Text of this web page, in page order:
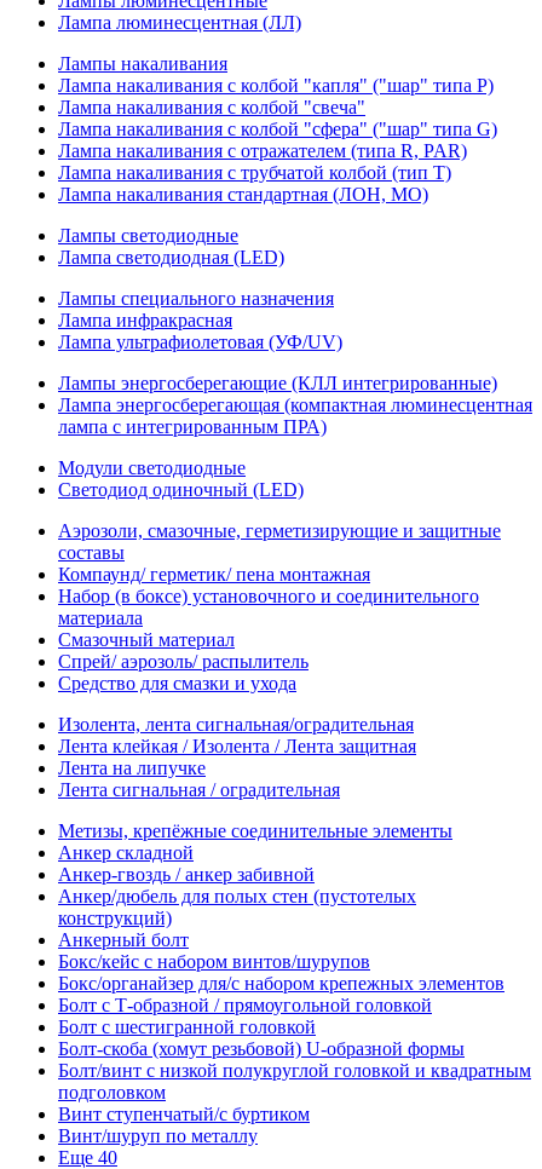
Лампа люминесцентная (ЛЛ)
Лампы накаливания
Лампа накаливания с колбой "капля" ("шар" типа P)
Лампа накаливания с колбой "свеча"
Лампа накаливания с колбой "сфера" ("шар" типа G)
Лампа накаливания с отражателем (типа R, PAR)
Лампа накаливания с трубчатой колбой (тип T)
Лампа накаливания стандартная (ЛОН, МО)
Лампы светодиодные
Лампа светодиодная (LED)
Лампы специального назначения
Лампа инфракрасная
Лампа ультрафиолетовая (УФ/UV)
Лампы энергосберегающие (КЛЛ интегрированные)
Лампа энергосберегающая (компактная люминесцентная
лампа с интегрированным ПРА)
Модули светодиодные
Светодиод одиночный (LED)
Аэрозоли, смазочные, герметизирующие и защитные
составы
Компаунд/ герметик/ пена монтажная
Набор (в боксе) установочного и соединительного
материала
Смазочный материал
Спрей/ аэрозоль/ распылитель
Средство для смазки и ухода
Изолента, лента сигнальная/оградительная
Лента клейкая / Изолента / Лента защитная
Лента на липучке
Лента сигнальная / оградительная
Метизы, крепёжные соединительные элементы
Анкер складной
Анкер-гвоздь / анкер забивной
Анкер/дюбель для полых стен (пустотелых
конструкций)
Анкерный болт
Бокс/кейс с набором винтов/шурупов
Бокс/органайзер для/с набором крепежных элементов
Болт с Т-образной / прямоугольной головкой
Болт с шестигранной головкой
Болт-скоба (хомут резьбовой) U-образной формы
Болт/винт с низкой полукруглой головкой и квадратным
подголовком
Винт ступенчатый/с буртиком
Винт/шуруп по металлу
Еще 40